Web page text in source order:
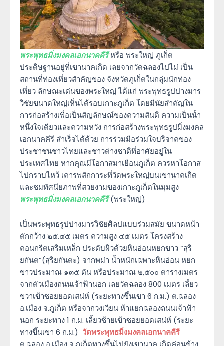
พระพุทธมิ่งมงคลเอกนาคคีรีหรือ พระใหญ่ ภูเก็ต
ประดิษฐานอยู่ที่เขานาคเกิด เลยจากวัดฉลองไปไม่ เป็น
สถานที่ท่องเที่ยวสำคัญของ จังหวัดภูเก็ตในกลุ่มนักท่อง
เที่ยว ลักษณะเด่นของพระใหญ่ ได้แก่ พระพุทธรูปปางมาร
วิชัยขนาดใหญ่เห็นได้รอบเกาะภูเก็ต โดยมีนัยสำคัญใน
การก่อสร้างเพื่อเป็นสัญลักษณ์ของความสันติ ความเป็นน้ำ
หนึ่งใจเดียวและความหวัง การก่อสร้างพระพุทธรูปมิ่งมงคล
เอกนาคคีรี สำเร็จได้ด้วย การร่วมมือร่วมใจบริจาคของ
ประชาชนชาวไทยและชาวต่างชาติที่อาศัยอยู่ใน
ประเทศไทย หากคุณมีโอกาสมาเยือนภูเก็ต ควรหาโอกาส
ไปกราบไหว้ เคารพสักการะที่วัดพระใหญ่บนเขานาคเกิด
และชมทัศนียภาพที่สวยงามของเกาะภูเก็ตในมุมสูง
พระพุทธมิ่งมงคลเอกนาคคีรี(พระใหญ่)
เป็นพระพุทธรูปปางมารวิชัยศิลปแบบร่วมสมัย ขนาดหน้า
ตักกว้าง ๒๕.๔๕ เมตร ความสูง ๔๕ เมตร โครงสร้าง
คอนกรีตเสริมเหล็ก ประดับผิวด้วยหินอ่อนหยกขาว “สุริ
ยกันต”(สุริยกันตะ) จากพม่า น้ำหนักเฉพาะหินอ่อน หยก
ขาวประมาณ ๑๓๕ ตัน หรือประมาณ ๒,๕๐๐ ตารางเมตร
จากตัวเมืองถนนเจ้าฟ้านอก เลยวัดฉลอง 800 เมตร เลี้ยว
ขวาเข้าซอยยอดเสน่ห์ (ระยะทางขึ้นเขา 6 ก.ม.) ต.ฉลอง
อ.เมือง จ.ภูเก็ต หรือจากวงเวียน ห้าแยกฉลองถนนเจ้าฟ้า
นอก ระยะทาง 1 ก.ม. เลี้ยวซ้ายเข้าซอยยอดเสน่ห์ (ระยะ
ทางขึ้นเขา 6 ก.ม.) วัดพระพุทธมิ่งมงคลเอกนาคคีรี
ต.ฉลอง อ.เมือง จ.ภูเก็ตทางขึ้นไปยังเขานาค เกิดค่อนข้าง